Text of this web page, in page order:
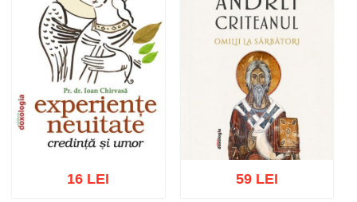
16 LEI 59 LEI